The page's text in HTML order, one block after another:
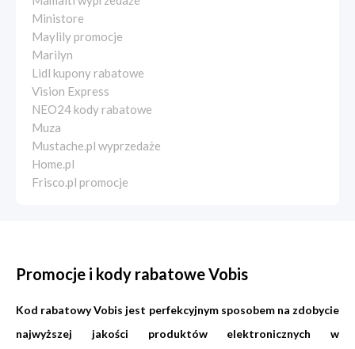
Ministore
Maylily promocje
Marilyn
Lidl kupony rabatowe
Vision Express
NEO24 kody rabatowe
Muza
Mustache.pl wyprzedaże
Home.pl
Frisco.pl promocje
Promocje i kody rabatowe Vobis
Kod rabatowy Vobis jest perfekcyjnym sposobem na zdobycie
najwyższej jakości produktów elektronicznych w